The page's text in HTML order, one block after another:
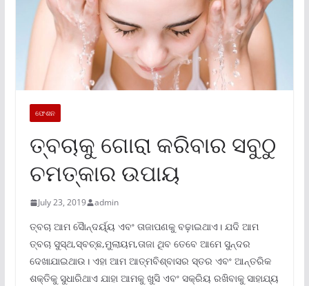
ଫେଶନ
ତ୍ବଚାକୁ ଗୋରା କରିବାର ସବୁଠୁ
ଚମତ୍କାର ଉପାୟ
July 23, 2019 admin
ତ୍ବଚା ଆମ ସୈାନ୍ଦର୍ୟ୍ୟ ଏବଂ ତାଜାପଣକୁ ବଢ଼ାଇଥାଏ। ଯଦି ଆମ
ତ୍ବଚା ସୁସ୍ଥ,ସ୍ବଚ୍ଛ,ମୁଲାୟମ,ତାଜା ଥିବ ତେବେ ଆମେ ସୁନ୍ଦର
ଦେଖାଯାଇଥାଉ। ଏହା ଆମ ଆତ୍ମବିଶ୍ବାସର ସ୍ତର ଏବଂ ଆନ୍ତରିକ
ଶକ୍ତିକୁ ସୁଧାରିଥାଏ ଯାହା ଆମକୁ ଖୁସି ଏବଂ ସକ୍ରିୟ ରଖିବାକୁ ସାହାଯ୍ୟ